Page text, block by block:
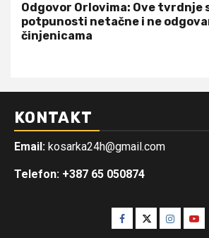
Odgovor Orlovima: ​Ove tvrdnje
potpunosti netačne i ne
činjenicama
KONTAKT
Email: kosarka24h@gmail.com
Telefon: +387 65 050874
Facebook
TwitterInstagram